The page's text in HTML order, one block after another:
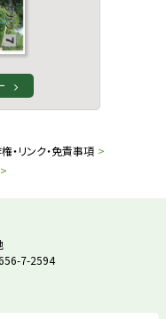
・リンク・免責事項
7-2594